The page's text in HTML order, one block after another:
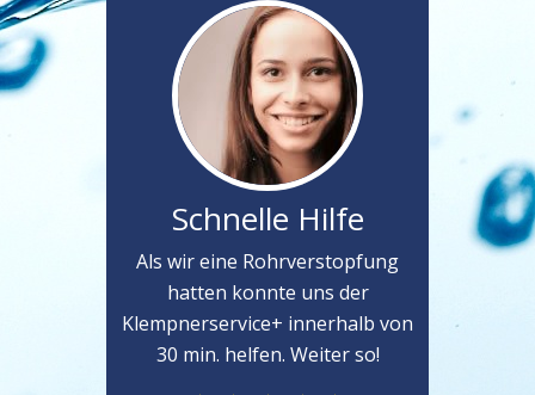
Schnelle Hilfe
Als wir eine Rohrverstopfung
hatten konnte uns der
Klempnerservice+ innerhalb von
30 min. helfen. Weiter so!